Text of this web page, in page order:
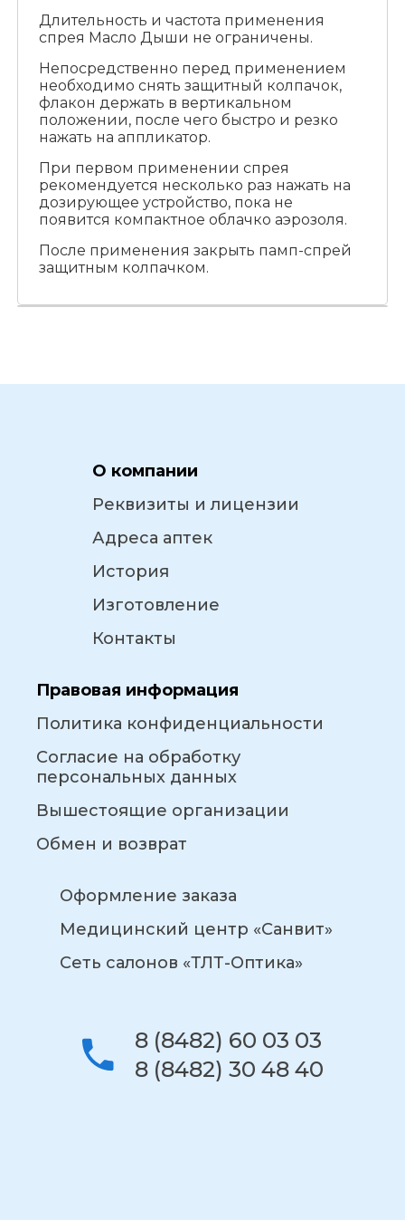
Длительность и частота применения
спрея Масло Дыши не ограничены.
Непосредственно перед применением
необходимо снять защитный колпачок,
флакон держать в вертикальном
положении, после чего быстро и резко
нажать на аппликатор.
При первом применении спрея
рекомендуется несколько раз нажать на
дозирующее устройство, пока не
появится компактное облачко аэрозоля.
После применения закрыть памп-спрей
защитным колпачком.
О компании
Реквизиты и лицензии
Адреса аптек
История
Изготовление
Контакты
Правовая информация
Политика конфиденциальности
Согласие на обработку
персональных данных
Вышестоящие организации
Обмен и возврат
Оформление заказа
Медицинский центр «Санвит»
Сеть салонов «ТЛТ-Оптика»
8 (8482) 60 03 03
8 (8482) 30 48 40